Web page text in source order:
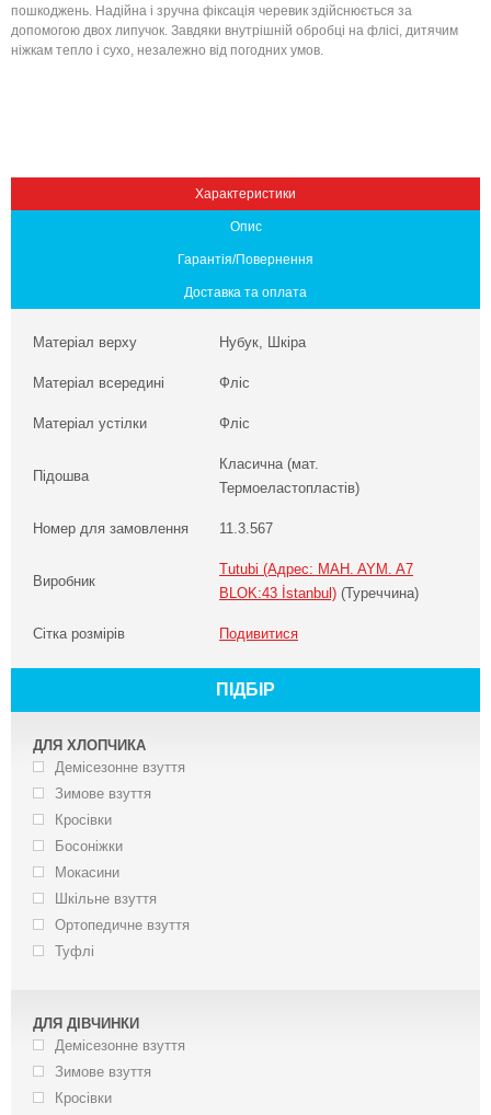
пошкоджень. Надійна і зручна фіксація черевик здійснюється за
допомогою двох липучок. Завдяки внутрішній обробці на флісі, дитячим
ніжкам тепло і сухо, незалежно від погодних умов.
Характеристики
Опис
Гарантія/Повернення
Доставка та оплата
Матеріал верху Нубук, Шкіра
Матеріал всередині Фліс
Матеріал устілки Фліс
Підошва
Класична (мат.
Термоеластопластів)
Номер для замовлення 11.3.567
Виробник
Tutubi (Адрес: MAH. AYM. A7
BLOK:43 İstanbul) (Туреччина)
Сітка розмірів Подивитися
ПІДБІР
ДЛЯ ХЛОПЧИКА
Демісезонне взуття
Зимове взуття
Кросівки
Босоніжки
Мокасини
Шкільне взуття
Ортопедичне взуття
Туфлі
ДЛЯ ДІВЧИНКИ
Демісезонне взуття
Зимове взуття
Кросівки